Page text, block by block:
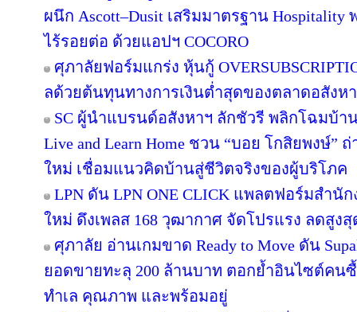
ผนึก Ascott–Dusit เสริมมาตรฐาน
ไร้รอยต่อ ด้วยแอปฯ COCORO
ศุภาลัยฟอร์มแกร่ง หุ้นกู้
ลด้วยต้นทุนทางการเงินต่ำสุดของตลาดอสังห
SC ผู้นำแบรนด์อสังหาฯ ลักชัวรี พลิกโฉมบ้า
Live and Learn Home ชวน “บอย โกสิยพงษ์”
ใหม่ เชื่อมแนวคิดบ้านสู่ชีวิตจริงของผู้บริโภค
LPN ดัน LPN ONE CLICK แพลตฟอร์มสำนั
ใหม่ ดึงเพลส 168 วุฒากาศ จัดโปรแรง ลดสูงสุ
ศุภาลัย อ่านเกมขาด Ready to Move ดัน
ยอดขายทะลุ 200 ล้านบาท ตอกย้ำอินไซต์คน
ทำเล คุณภาพ และพร้อมอยู่